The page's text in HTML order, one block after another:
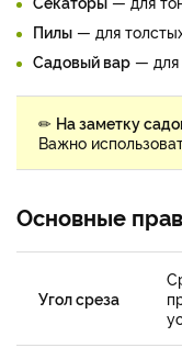
Пилы — для
Садовый вар — для
✏ На заметку
Важно
Основные
Угол среза